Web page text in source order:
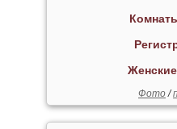
Фото/